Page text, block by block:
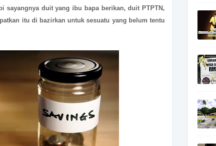
sayangnya duit yang ibu bapa berikan, duit PTPTN,
itu di bazirkan untuk sesuatu yang belum tentu